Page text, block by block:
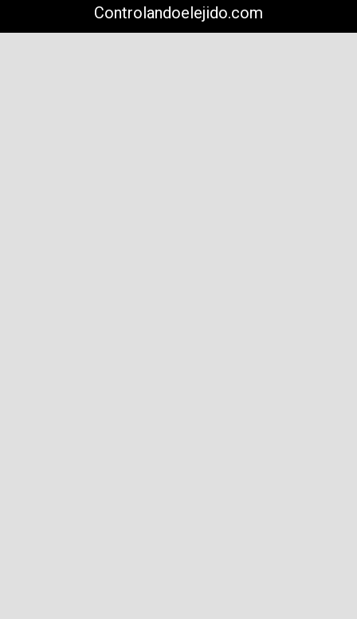
Controlandoelejido.com